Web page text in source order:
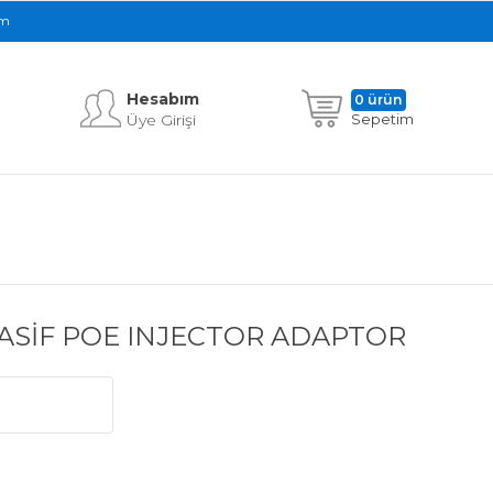
Hesabım
Üye Girişi
Sepetim
0 ürün
POE INJECTOR ADAPTOR